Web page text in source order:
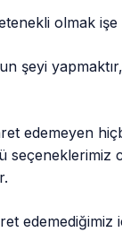
olmak işe
şeyi
edemeyen
seçeneklerimiz
edemediğimiz